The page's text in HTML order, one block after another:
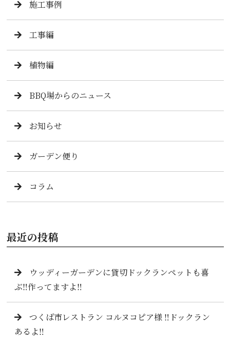
施工事例
工事編
植物編
BBQ場からのニュース
お知らせ
ガーデン便り
コラム
最近の投稿
ウッディーガーデンに貸切ドックランペットも喜
ぶ‼️作ってますよ‼️
つくば市レストラン コルヌコピア様 ‼️ドックラン
あるよ‼️